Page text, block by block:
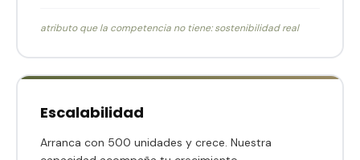
atributo que la competencia no tiene: sostenibilidad real
Escalabilidad
Arranca con 500 unidades y crece. Nuestra